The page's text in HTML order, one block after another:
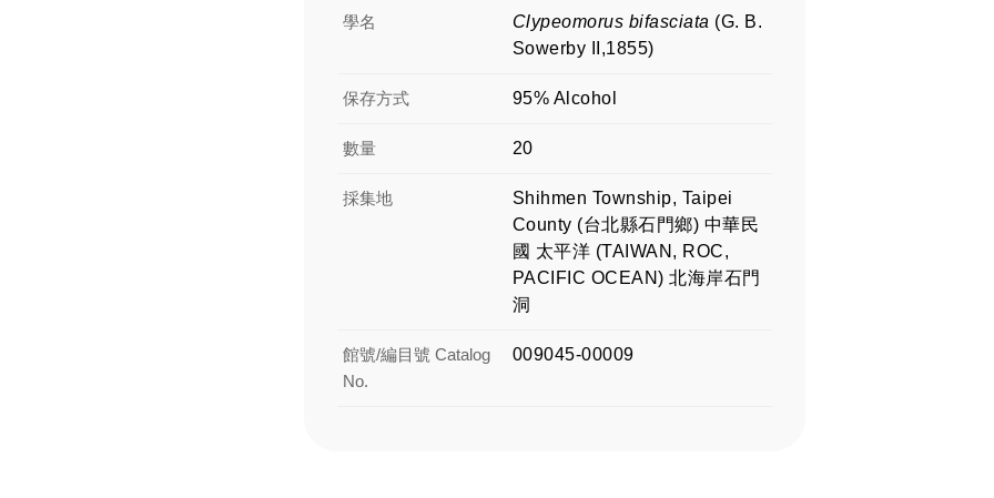
學名 Clypeomorus bifasciata (G. B.
Sowerby II,1855)
保存方式 95% Alcohol
數量 20
採集地
Shihmen Township, Taipei
County (台北縣石門鄉) 中華民
國 太平洋 (TAIWAN, ROC,
PACIFIC OCEAN) 北海岸石門
洞
館號/編目號 Catalog
No.
009045-00009